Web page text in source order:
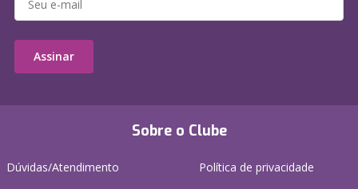
Sobre o Clube
Dúvidas/Atendimento
Política de privacidade
Assinar